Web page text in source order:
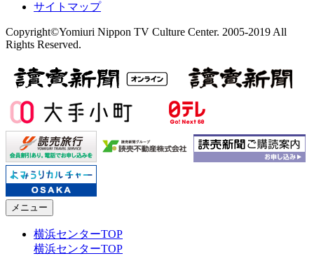
サイトマップ
Copyright©Yomiuri Nippon TV Culture Center. 2005-2019 All
Rights Reserved.
メニュー
横浜センターTOP
横浜センターTOP